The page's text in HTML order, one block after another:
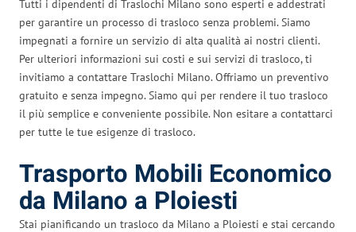
Tutti i dipendenti di Traslochi Milano sono esperti e addestrati
per garantire un processo di trasloco senza problemi. Siamo
impegnati a fornire un servizio di alta qualità ai nostri clienti.
Per ulteriori informazioni sui costi e sui servizi di trasloco, ti
invitiamo a contattare Traslochi Milano. Offriamo un preventivo
gratuito e senza impegno. Siamo qui per rendere il tuo trasloco
il più semplice e conveniente possibile. Non esitare a contattarci
per tutte le tue esigenze di trasloco.
Trasporto Mobili Economico
da Milano a Ploiesti
Stai pianificando un trasloco da Milano a Ploiesti e stai cercando